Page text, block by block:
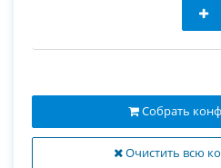
Очистить всю
Собрать